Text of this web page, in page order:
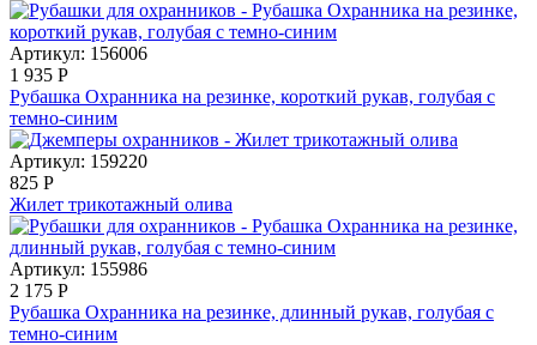
Артикул: 156006
1 935 Р
Рубашка Охранника на резинке, короткий рукав, голубая с
темно-синим
Артикул: 159220
825 Р
Жилет трикотажный олива
Артикул: 155986
2 175 Р
Рубашка Охранника на резинке, длинный рукав, голубая с
темно-синим